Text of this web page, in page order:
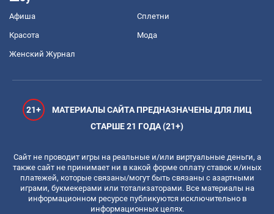
Афиша Сплетни
Красота Мода
Женский Журнал
21+
МАТЕРИАЛЫ САЙТА ПРЕДНАЗНАЧЕНЫ ДЛЯ ЛИЦ
СТАРШЕ 21 ГОДА (21+)
Сайт не проводит игры на реальные и/или виртуальные деньги, а
также сайт не принимает ни в какой форме оплату ставок и/иных
платежей, которые связаны/могут быть связаны с азартными
играми, букмекерами или тотализаторами. Все материалы на
информационном ресурсе публикуются исключительно в
информационных целях.